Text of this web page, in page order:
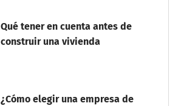
Qué tener en cuenta antes de
construir una vivienda
¿Cómo elegir una empresa de